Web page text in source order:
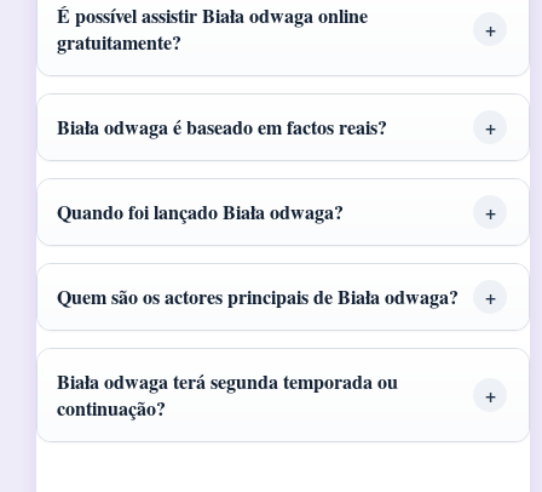
É possível assistir Biała odwaga online
gratuitamente?
Biała odwaga é baseado em factos reais?
Quando foi lançado Biała odwaga?
Quem são os actores principais de Biała odwaga?
Biała odwaga terá segunda temporada ou
continuação?